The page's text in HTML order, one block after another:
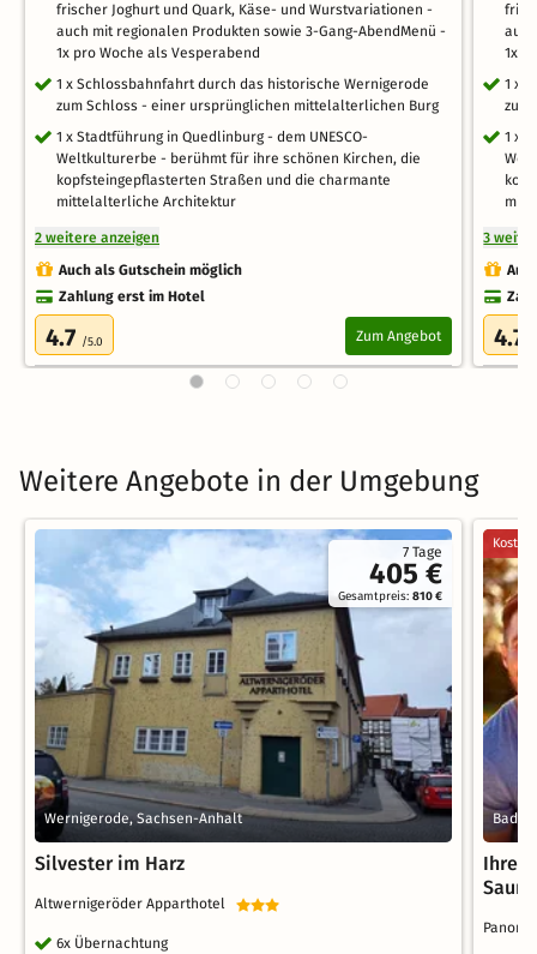
frischer Joghurt und Quark, Käse- und Wurstvariationen -
auch mit regionalen Produkten sowie 3-Gang-AbendMenü -
1x pro Woche als Vesperabend
1 x Schlossbahnfahrt durch das historische Wernigerode
zum Schloss - einer ursprünglichen mittelalterlichen Burg
1 x Stadtführung in Quedlinburg - dem UNESCO-
Weltkulturerbe - berühmt für ihre schönen Kirchen, die
kopfsteingepflasterten Straßen und die charmante
mittelalterliche Architektur
2 weitere anzeigen
Auch als Gutschein möglich
Zahlung erst im Hotel
4.7 /5.0 Zum Angebot
1x
1 x
zum
1 x
3
4.7
Weitere Angebote in der Umgebung
7 Tage
405 €
Gesamtpreis:810 €
Wernigerode, Sachsen-Anhalt
Silvester im Harz
Altwernigeröder Apparthotel
6x Übernachtung
Bad
Ihre